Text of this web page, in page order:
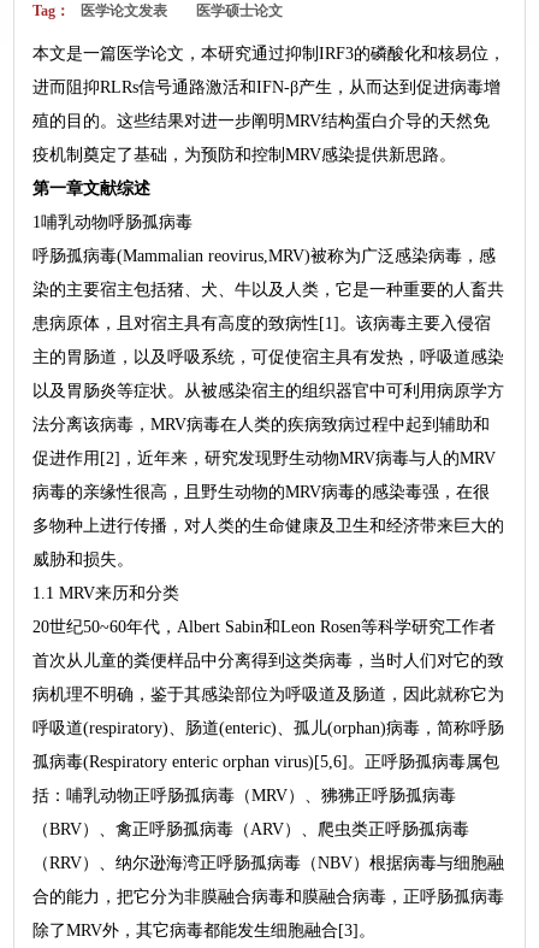
Tag： 医学论文发表 医学硕士论文
本文是一篇医学论文，本研究通过抑制IRF3的磷酸化和核易位，
进而阻抑RLRs信号通路激活和IFN-β产生，从而达到促进病毒增
殖的目的。这些结果对进一步阐明MRV结构蛋白介导的天然免
疫机制奠定了基础，为预防和控制MRV感染提供新思路。
第一章文献综述
1哺乳动物呼肠孤病毒
呼肠孤病毒(Mammalian reovirus,MRV)被称为广泛感染病毒，感
染的主要宿主包括猪、犬、牛以及人类，它是一种重要的人畜共
患病原体，且对宿主具有高度的致病性[1]。该病毒主要入侵宿
主的胃肠道，以及呼吸系统，可促使宿主具有发热，呼吸道感染
以及胃肠炎等症状。从被感染宿主的组织器官中可利用病原学方
法分离该病毒，MRV病毒在人类的疾病致病过程中起到辅助和
促进作用[2]，近年来，研究发现野生动物MRV病毒与人的MRV
病毒的亲缘性很高，且野生动物的MRV病毒的感染毒强，在很
多物种上进行传播，对人类的生命健康及卫生和经济带来巨大的
威胁和损失。
1.1 MRV来历和分类
20世纪50~60年代，Albert Sabin和Leon Rosen等科学研究工作者
首次从儿童的粪便样品中分离得到这类病毒，当时人们对它的致
病机理不明确，鉴于其感染部位为呼吸道及肠道，因此就称它为
呼吸道(respiratory)、肠道(enteric)、孤儿(orphan)病毒，简称呼肠
孤病毒(Respiratory enteric orphan virus)[5,6]。正呼肠孤病毒属包
括：哺乳动物正呼肠孤病毒（MRV）、狒狒正呼肠孤病毒
（BRV）、禽正呼肠孤病毒（ARV）、爬虫类正呼肠孤病毒
（RRV）、纳尔逊海湾正呼肠孤病毒（NBV）根据病毒与细胞融
合的能力，把它分为非膜融合病毒和膜融合病毒，正呼肠孤病毒
除了MRV外，其它病毒都能发生细胞融合[3]。